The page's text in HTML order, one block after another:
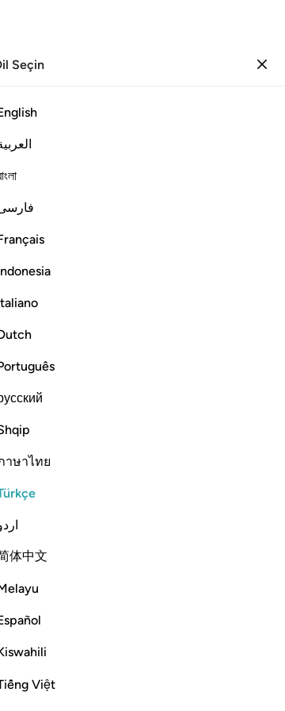
Seçin
าษาไทย
体中文
Việt
okuma, kelime kelime anlam ve transkripsiyon ile birlikte.